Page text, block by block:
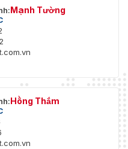
Mạnh Tường
Hồng Thắm